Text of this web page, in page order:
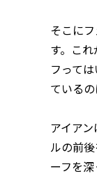
そこに
す。こ
フって
ている
アイア
ルの前
ーフを